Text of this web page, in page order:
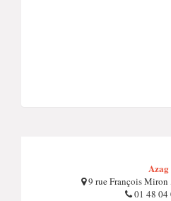
Azag
9 rue François Miron
01 48 04